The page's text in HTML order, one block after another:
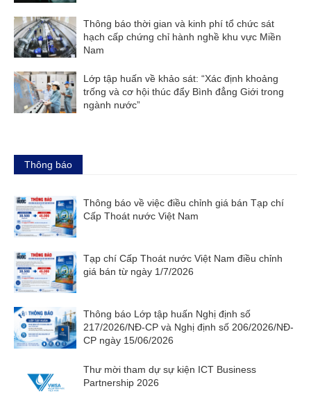
Thông báo thời gian và kinh phí tổ chức sát
hạch cấp chứng chỉ hành nghề khu vực Miền
Nam
Lớp tập huấn về khảo sát: “Xác định khoảng
trống và cơ hội thúc đẩy Bình đẳng Giới trong
ngành nước”
Thông báo
Thông báo về việc điều chỉnh giá bán Tạp chí
Cấp Thoát nước Việt Nam
Tạp chí Cấp Thoát nước Việt Nam điều chỉnh
giá bán từ ngày 1/7/2026
Thông báo Lớp tập huấn Nghị định số
217/2026/NĐ-CP và Nghị định số 206/2026/NĐ-
CP ngày 15/06/2026
Thư mời tham dự sự kiện ICT Business
Partnership 2026